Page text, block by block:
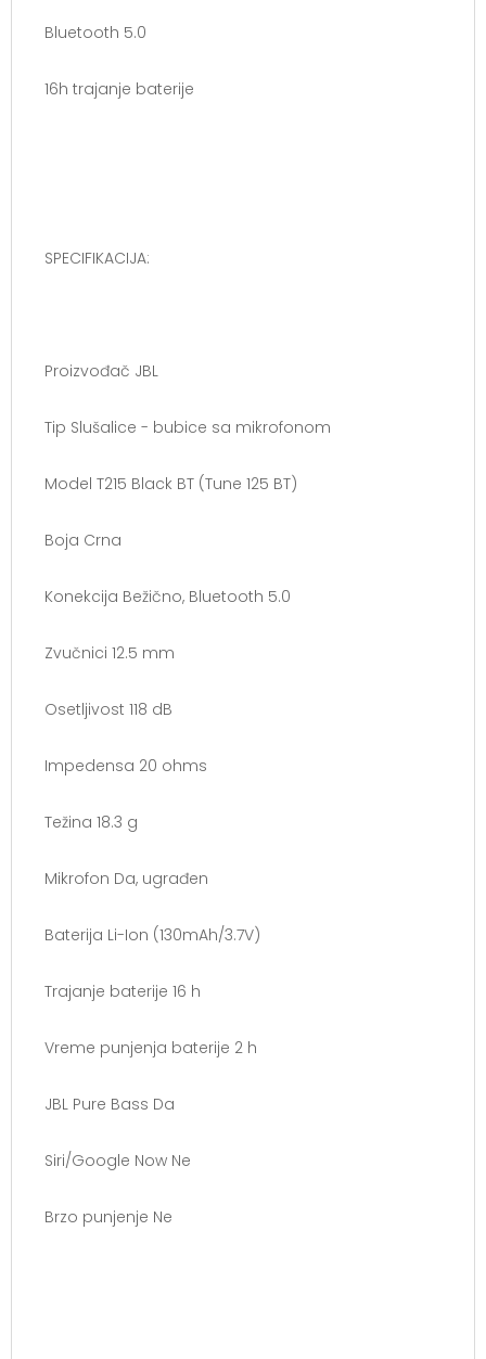
Bluetooth 5.0
16h trajanje baterije
SPECIFIKACIJA:
Proizvođač JBL
Tip Slušalice - bubice sa mikrofonom
Model T215 Black BT (Tune 125 BT)
Boja Crna
Konekcija Bežično, Bluetooth 5.0
Zvučnici 12.5 mm
Osetljivost 118 dB
Impedensa 20 ohms
Težina 18.3 g
Mikrofon Da, ugrađen
Baterija Li-Ion (130mAh/3.7V)
Trajanje baterije 16 h
Vreme punjenja baterije 2 h
JBL Pure Bass Da
Siri/Google Now Ne
Brzo punjenje Ne